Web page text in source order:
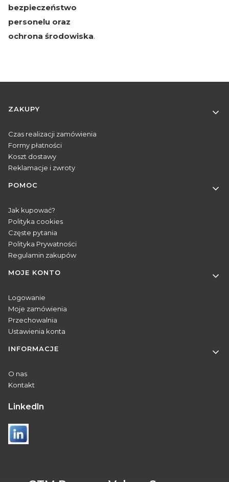
bezpieczeństwo
personelu oraz
ochrona środowiska.
Linki w stopce
ZAKUPY
Czas realizacji zamówienia
Formy płatności
Koszt dostawy
Reklamacje i zwroty
POMOC
Jak kupować?
Polityka cookies
Częste pytania
Polityka Prywatności
Regulamin zakupów
MOJE KONTO
Logowanie
Moje zamówienia
Przechowalnia
Ustawienia konta
INFORMACJE
O nas
Kontakt
Linkedln